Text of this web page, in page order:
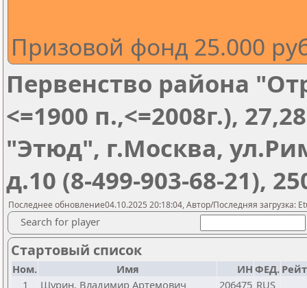
Призовой фонд 25.000
Первенство района
<=1900 п.,<=2008г.),
"Этюд", г.Москва,
д.10 (8-499-903-68-21),
Последнее обновление04.10.2025 20:18:04, Автор/Последняя загрузка:
Search for player
Стартовый список
Ном. Имя ИН ФЕД.
1
Щурин, Владимир Артемович 206475 RUS